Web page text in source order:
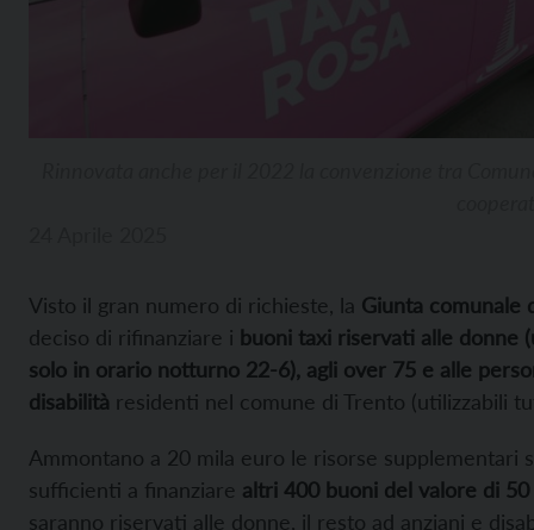
Visto il gran numero di richieste, la Giunta comunale
deciso di rifinanziare i buoni taxi riservati alle donne
solo in orario notturno 22-6), agli over 75 e alle
disabilità residenti nel comune di Trento (utilizzabili
Ammontano a 20 mila euro le risorse supplementari
sufficienti a finanziare altri 400 buoni del valore di
saranno riservati alle donne, il resto ad anziani e